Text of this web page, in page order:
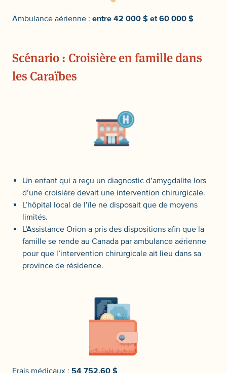
Ambulance aérienne : entre 42 000 $ et 60 000 $
Scénario : Croisière en famille dans
les Caraïbes
Un enfant qui a reçu un diagnostic d’amygdalite lors
d’une croisière devait une intervention chirurgicale.
L’hôpital local de l’île ne disposait que de moyens
limités.
L’Assistance Orion a pris des dispositions afin que la
famille se rende au Canada par ambulance aérienne
pour que l’intervention chirurgicale ait lieu dans sa
province de résidence.
Frais médicaux : 54 752,60 $